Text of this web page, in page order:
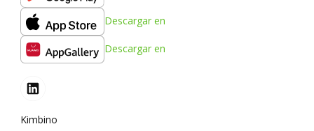
Descargar en
Descargar en
Kimbino